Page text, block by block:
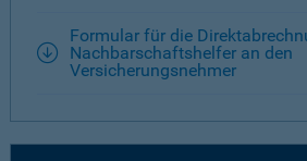
Formular für die
Nachbarschaftshelfer an den
Versicherungsnehmer